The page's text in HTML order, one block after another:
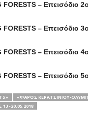
FORESTS – Επεισόδιο
FORESTS – Επεισόδιο
FORESTS – Επεισόδιο
FORESTS – Επεισόδιο
«ΦΑΡΟΣ ΚΕΡΑΤΣΙΝΙΟΥ-
-20.05.2018